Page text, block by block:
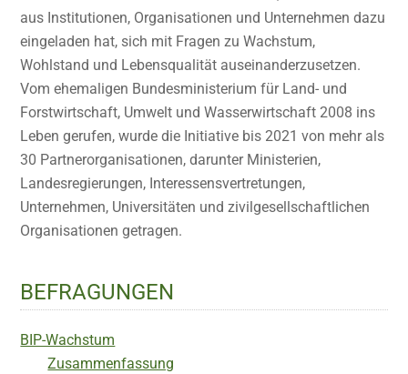
aus Institutionen, Organisationen und Unternehmen dazu
eingeladen hat, sich mit Fragen zu Wachstum,
Wohlstand und Lebensqualität auseinanderzusetzen.
Vom ehemaligen Bundesministerium für Land- und
Forstwirtschaft, Umwelt und Wasserwirtschaft 2008 ins
Leben gerufen, wurde die Initiative bis 2021 von mehr als
30 Partnerorganisationen, darunter Ministerien,
Landesregierungen, Interessensvertretungen,
Unternehmen, Universitäten und zivilgesellschaftlichen
Organisationen getragen.
BEFRAGUNGEN
BIP-Wachstum
Zusammenfassung